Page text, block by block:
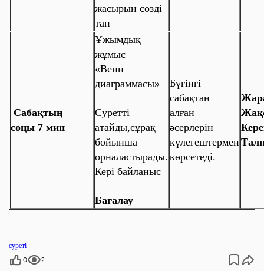
жасырын сөзді
тап
Сабақтың
соңы 7 мин
Ұжымдық
жұмыс
«Венн
диаграммасы»
Суретті
атайды,сұрақ
бойынша
орналастырады.
Кері байланыс
Бағалау
Бүгінгі
сабақтан
алған
әсерлерін
күлегештермен
көрсетеді.
суреті
0 2